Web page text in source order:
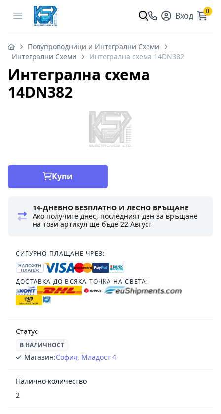
Open menu Вход 0
Полупроводници и Интегрални Схеми
Интегрални Схеми
Интегрална схема 14DN382
Интегрална схема
14DN382
Купи
14-ДНЕВНО БЕЗПЛАТНО И ЛЕСНО ВРЪЩАНЕ
Ако получите днес, последният ден за връщане
на този артикул ще бъде22 Август
СИГУРНО ПЛАЩАНЕ ЧРЕЗ:
НАЛОЖЕН
ПЛАТЕЖ
ДОСТАВКА ДО ВСЯКА ТОЧКА НА СВЕТА:
Статус
В НАЛИЧНОСТ
Магазин:София, Младост 4
Налично количество
2